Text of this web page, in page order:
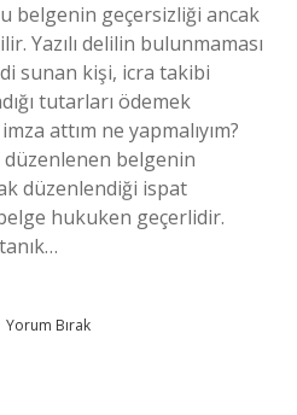
belgenin geçersizliği ancak
Yazılı delilin bulunmaması
sunan kişi, icra takibi
tutarları ödemek
attım ne yapmalıyım?
düzenlenen belgenin
düzenlendiği ispat
hukuken geçerlidir.
Yorum Bırak